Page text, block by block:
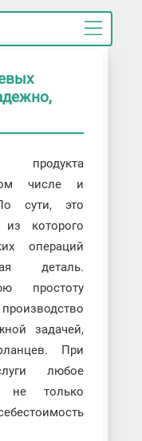
числе и
сути, это
из которого
операций
деталь.
простоту
задачей,
При
любое
не только